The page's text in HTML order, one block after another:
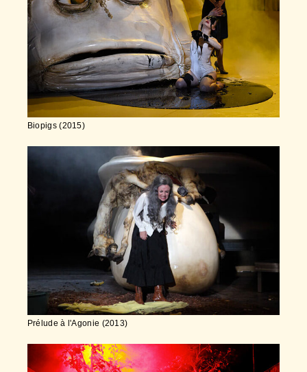
Biopigs (2015)
Prélude à l'Agonie (2013)